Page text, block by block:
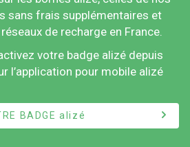
sans frais supplémentaires et
de recharge en France.
votre badge alizé depuis
l’application pour mobile alizé
BADGEalizé